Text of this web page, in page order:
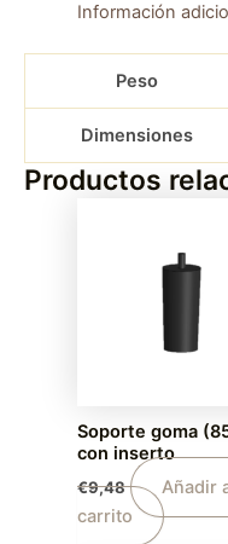
Información
Peso
Dimensiones
Productos
Soporte goma
con inserto
€9,48
Añadir
carrito